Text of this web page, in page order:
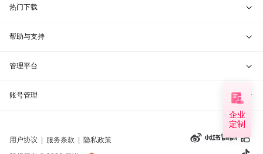
企业
定制
贝锐洋葱头 · 协作无间
贝锐花生壳硬件
京东旗舰店
兑换码通道
教育公益折扣
热门下载
贝锐向日葵客户端
贝锐蒲公英客户端
贝锐花生壳客户端
帮助与支持
我要建议
我要投诉
钻石VIP
管理平台
贝锐向日葵管理
账号管理
用户协议 服务条款
隐私政策